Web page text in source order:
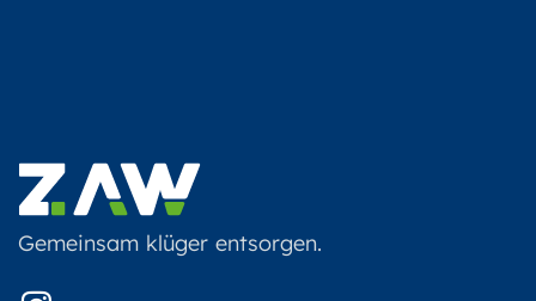
Gemeinsam klüger entsorgen.